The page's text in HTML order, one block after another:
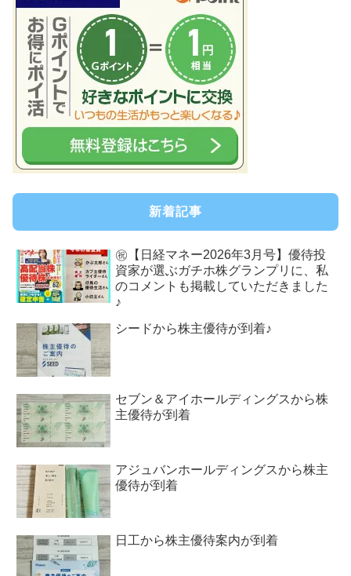
新着記事
㊗【日経マネー2026年3月号】優待投
資家が選ぶガチホ株グランプリに、私
のコメントも掲載していただきました
♪
シードから株主優待が到着♪
セブン＆アイホールディングスから株
主優待が到着
アジュバンホールディングスから株主
優待が到着
日工から株主優待案内が到着